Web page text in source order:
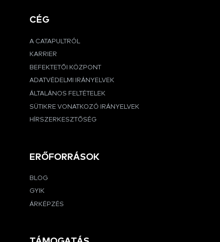
CÉG
A CATAPULTRÓL
KARRIER
BEFEKTETŐI KÖZPONT
ADATVÉDELMI IRÁNYELVEK
ÁLTALÁNOS FELTÉTELEK
SÜTIKRE VONATKOZÓ IRÁNYELVEK
HÍRSZERKESZTŐSÉG
ERŐFORRÁSOK
BLOG
GYIK
ÁRKÉPZÉS